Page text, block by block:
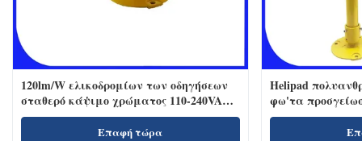
120lm/W ελικοδρομίων των οδηγήσεων
σταθερό κάψιμο χρώματος 110-240VAC
προβολέα άσπρο
Επαφή τώρα
Helipad
φω'τα